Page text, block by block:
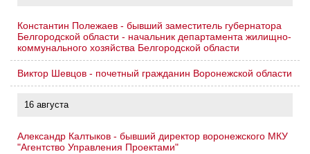
Константин Полежаев - бывший заместитель губернатора
Белгородской области - начальник департамента жилищно-
коммунального хозяйства Белгородской области
Виктор Шевцов - почетный гражданин Воронежской области
16 августа
Александр Калтыков - бывший директор воронежского МКУ
"Агентство Управления Проектами"